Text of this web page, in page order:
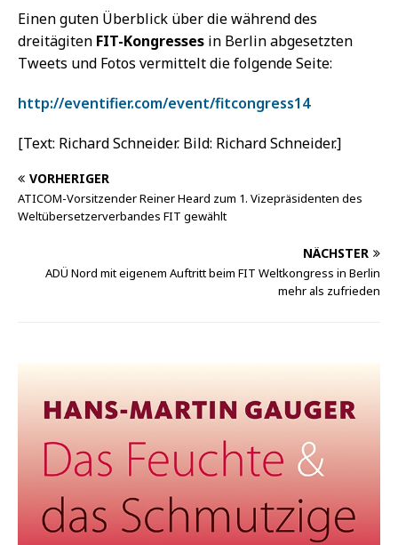
Einen guten Überblick über die während des
dreitägiten FIT-Kongresses in Berlin abgesetzten
Tweets und Fotos vermittelt die folgende Seite:
http://eventifier.com/event/fitcongress14
[Text: Richard Schneider. Bild: Richard Schneider.]
VORHERIGER
ATICOM-Vorsitzender Reiner Heard zum 1. Vizepräsidenten des
Weltübersetzerverbandes FIT gewählt
NÄCHSTER
ADÜ Nord mit eigenem Auftritt beim FIT Weltkongress in Berlin
mehr als zufrieden